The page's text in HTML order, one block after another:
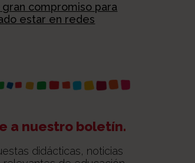
gran compromiso para
estar en redes
a nuestro boletín.
didácticas, noticias